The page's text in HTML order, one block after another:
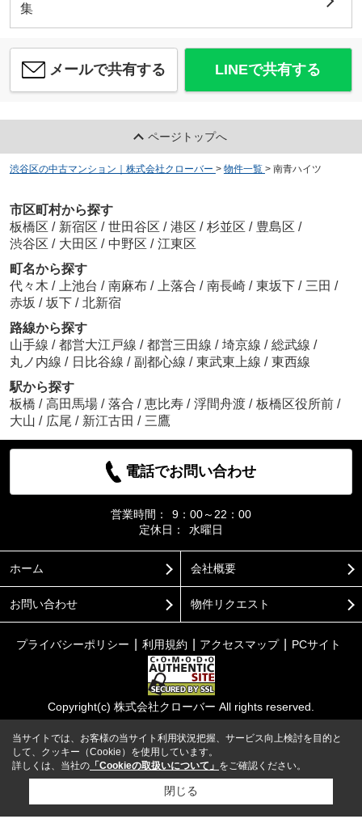
集
メールで共有する LINEで共有する
ページトップへ
渋谷区の中古マンション｜株式会社クローバー > 物件一覧 > 南青ハイツ
市区町村から探す
板橋区 / 新宿区 / 世田谷区 / 港区 / 杉並区 / 豊島区 /
渋谷区 / 大田区 / 中野区 / 江東区
町名から探す
代々木 / 上池台 / 南麻布 / 上落合 / 南長崎 / 東坂下 / 三田 /
赤坂 / 坂下 / 北新宿
路線から探す
山手線 / 都営大江戸線 / 都営三田線 / 埼京線 / 総武線 /
丸ノ内線 / 日比谷線 / 副都心線 / 東武東上線 / 東西線
駅から探す
板橋 / 高田馬場 / 落合 / 恵比寿 / 浮間舟渡 / 板橋区役所前 /
大山 / 広尾 / 新江古田 / 三鷹
電話でお問い合わせ
営業時間：
9：00～22：00
定休日：
水曜日
ホーム 会社概要
お問い合わせ 物件リクエスト
プライバシーポリシー 利用規約 アクセスマップ PCサイト
Copyright(c) 株式会社クローバー All rights reserved.
当サイトでは、お客様の当サイト利用状況把握、サービス向上検討を目的と
して、クッキー（Cookie）を使用しています。
詳しくは、当社の 「Cookieの取扱いについて」 をご確認ください。
閉じる